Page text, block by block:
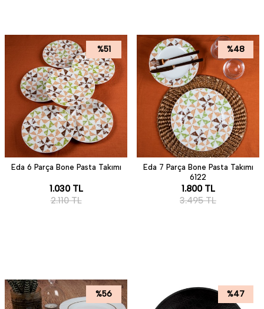
%51
Eda 6 Parça Bone Pasta Takımı
1.030TL
2.110TL
%48
Eda 7 Parça Bone Pasta Takımı
6122
1.800TL
3.495TL
%56 %47